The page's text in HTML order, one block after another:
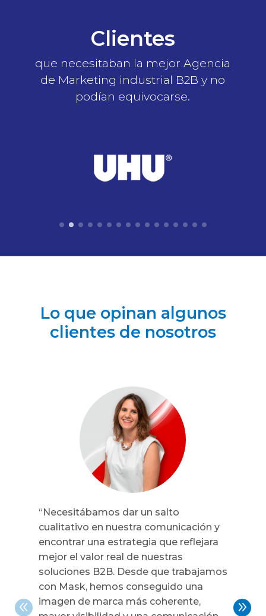
Clientes
que necesitaban la mejor Agencia
de Marketing industrial B2B y no
podían equivocarse.
Lo que opinan algunos
clientes de nosotros
“Necesitábamos dar un salto
cualitativo en nuestra comunicación y
encontrar una estrategia que reflejara
mejor el valor real de nuestras
soluciones B2B. Desde que trabajamos
con Mask, hemos conseguido una
imagen de marca más coherente,